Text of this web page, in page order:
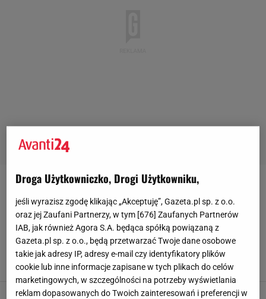
KRATKA-GINGHAM
Niegdyś symbolem stylu Brigitte Bardot i
Marilyn Monroe, dziś nosi je księżna Kate.
Sukienki w stylu retro założysz na wszystkie
letnie okazje!
Julia Goljan,14 MAJA 2025, 13:35
Droga Użytkowniczko, Drogi Użytkowniku,
jeśli wyrazisz zgodę klikając „Akceptuję”, Gazeta.pl sp. z o.o.
oraz jej Zaufani Partnerzy, w tym [676] Zaufanych Partnerów
IAB, jak również Agora S.A. będąca spółką powiązaną z
Gazeta.pl sp. z o.o., będą przetwarzać Twoje dane osobowe
takie jak adresy IP, adresy e-mail czy identyfikatory plików
cookie lub inne informacje zapisane w tych plikach do celów
marketingowych, w szczególności na potrzeby wyświetlania
reklam dopasowanych do Twoich zainteresowań i preferencji w